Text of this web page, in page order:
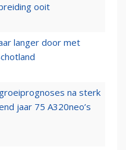
ooit
langer door met
na sterk
jaar 75 A320neo’s